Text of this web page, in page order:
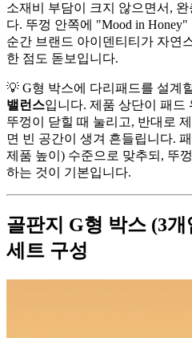
소재비 부담이 크지 않으면서,
다. 뚜껑 안쪽에 "Mood in
순간 브랜드 아이덴티티가 자연
한 점도 돋보입니다.
💡 G형 박스에 다리패드를 설계
밸런스입니다. 제품 상단이 패드
뚜껑이 닫힐 때 눌리고, 반대로
면 빈 공간이 생겨 흔들립니다.
제품 높이) 수준으로 맞추되, 뚜
하는 것이 기본입니다.
골판지 G형 박스 (3
세트 구성